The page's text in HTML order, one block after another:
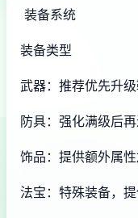
装备系统
装备类型
武器：推荐优先升级
防具：强化满级后
饰品：提供额外属
法宝：特殊装备，